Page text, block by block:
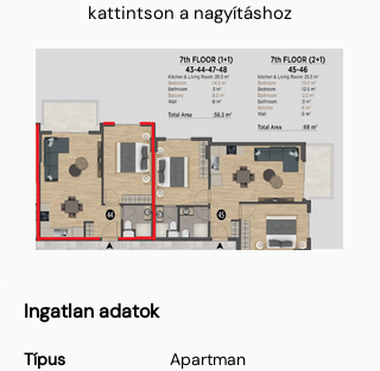
kattintson a nagyításhoz
Ingatlan adatok
Típus Apartman